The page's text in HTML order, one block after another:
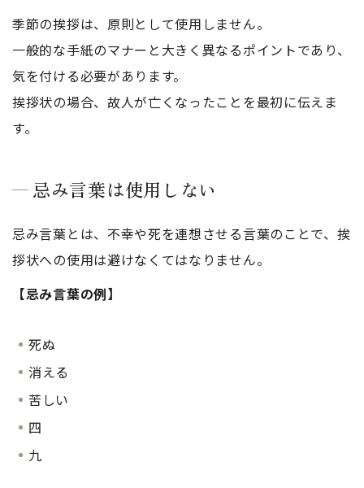
季節の挨拶は、原則として使用しません。
一般的な手紙のマナーと大きく異なるポイントであり、
気を付ける必要があります。
挨拶状の場合、故人が亡くなったことを最初に伝えま
す。
忌み言葉は使用しない
忌み言葉とは、不幸や死を連想させる言葉のことで、挨
拶状への使用は避けなくてはなりません。
【忌み言葉の例】
死ぬ
消える
苦しい
四
九